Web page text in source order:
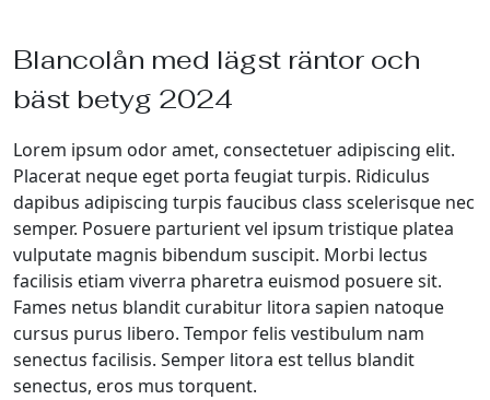
Blancolån med lägst räntor och
bäst betyg 2024
Lorem ipsum odor amet, consectetuer adipiscing elit.
Placerat neque eget porta feugiat turpis. Ridiculus
dapibus adipiscing turpis faucibus class scelerisque nec
semper. Posuere parturient vel ipsum tristique platea
vulputate magnis bibendum suscipit. Morbi lectus
facilisis etiam viverra pharetra euismod posuere sit.
Fames netus blandit curabitur litora sapien natoque
cursus purus libero. Tempor felis vestibulum nam
senectus facilisis. Semper litora est tellus blandit
senectus, eros mus torquent.